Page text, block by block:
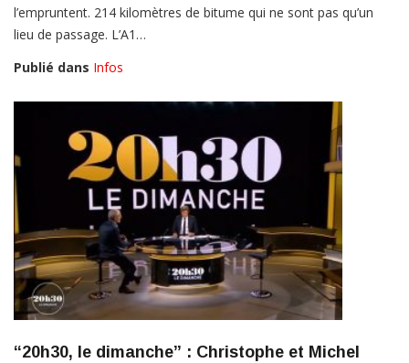
l’empruntent. 214 kilomètres de bitume qui ne sont pas qu’un
lieu de passage. L’A1…
Publié dans Infos
“20h30, le dimanche” : Christophe et Michel